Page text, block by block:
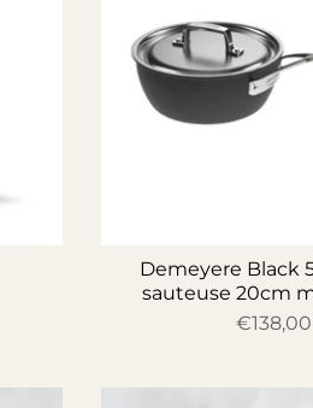
Demeyere Black
sauteuse 20cm
€138,00